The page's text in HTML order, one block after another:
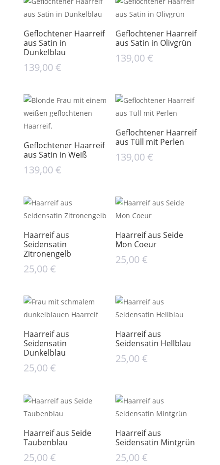
Geflochtener Haarreif
aus Satin in
Dunkelblau
139,00€
Geflochtener Haarreif
aus Satin in Olivgrün
139,00€
Geflochtener Haarreif
aus Satin in Weiß
139,00€
Geflochtener Haarreif
aus Tüll mit Perlen
139,00€
Haarreif aus
Seidensatin
Zitronengelb
25,00€
Haarreif aus Seide
Mon Coeur
25,00€
Haarreif aus
Seidensatin
Dunkelblau
25,00€
Haarreif aus
Seidensatin Hellblau
25,00€
Haarreif aus Seide
Taubenblau
25,00€
Haarreif aus
Seidensatin Mintgrün
25,00€